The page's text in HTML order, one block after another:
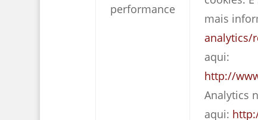
performance
mais
analytics/
aqui:
http://
Analytics
aqui: